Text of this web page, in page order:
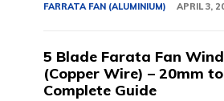
FARRATA FAN (ALUMINIUM) APRIL 3,
5 Blade Farata Fan
(Copper Wire) – 20mm
Complete Guide